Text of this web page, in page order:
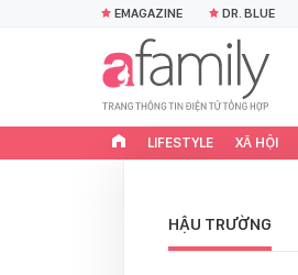
EMAGAZINE DR. BLUE
LIFESTYLE XÃ HỘI
HẬU TRƯỜNG